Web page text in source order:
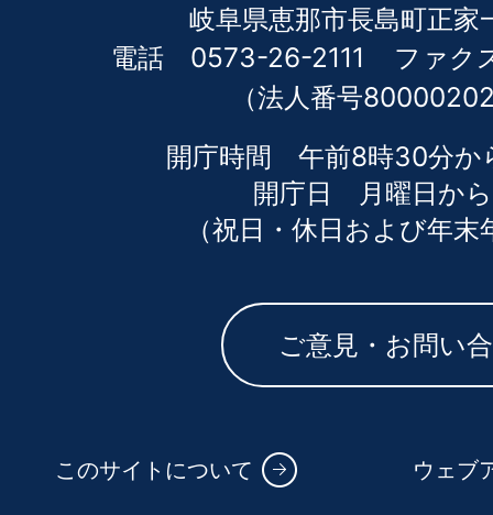
岐阜県恵那市長島町正家
電話 0573-26-2111
ファ
（法人番号
開庁時間 午前8時30分か
開庁日 月曜日か
（祝日・休日および年
ご意見・お問い
このサイトについて ウェブ